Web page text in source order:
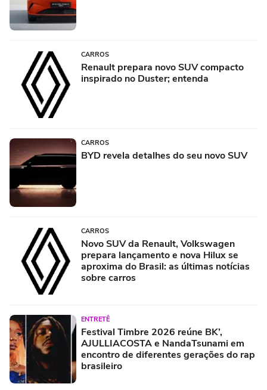
CARROS
Renault prepara novo SUV compacto
inspirado no Duster; entenda
CARROS
BYD revela detalhes do seu novo SUV
CARROS
Novo SUV da Renault, Volkswagen
prepara lançamento e nova Hilux se
aproxima do Brasil: as últimas notícias
sobre carros
ENTRETÊ
Festival Timbre 2026 reúne BK’,
AJULLIACOSTA e NandaTsunami em
encontro de diferentes gerações do rap
brasileiro